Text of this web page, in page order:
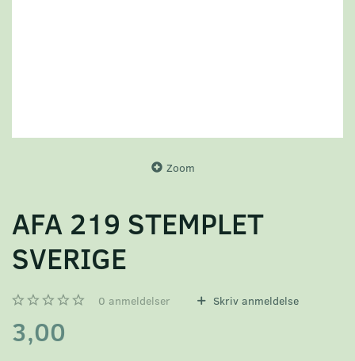
Zoom
AFA 219 STEMPLET
SVERIGE
0 anmeldelser Skriv anmeldelse
3,00